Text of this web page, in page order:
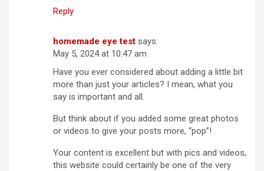
Reply
homemade eye test says:
May 5, 2024 at 10:47 am
Have you ever considered about adding a little bit
more than just your articles? I mean, what you
say is important and all.
But think about if you added some great photos
or videos to give your posts more, “pop”!
Your content is excellent but with pics and videos,
this website could certainly be one of the very